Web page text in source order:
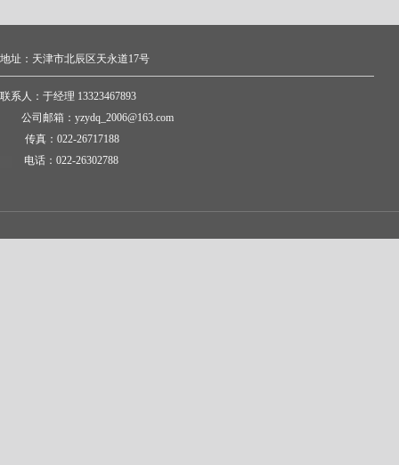
地址：天津市北辰区天永道17号
联系人：于经理 13323467893
公司邮箱：yzydq_2006@163.com
传真：022-26717188
电话：022-26302788